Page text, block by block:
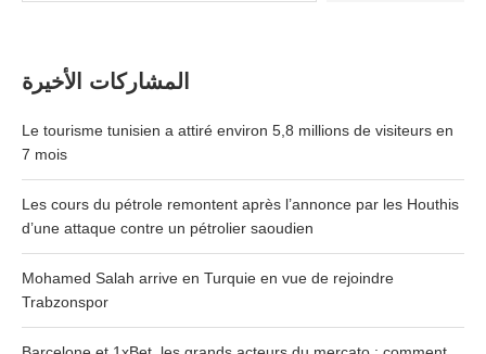
المشاركات الأخيرة
Le tourisme tunisien a attiré environ 5,8 millions de visiteurs en
7 mois
Les cours du pétrole remontent après l’annonce par les Houthis
d’une attaque contre un pétrolier saoudien
Mohamed Salah arrive en Turquie en vue de rejoindre
Trabzonspor